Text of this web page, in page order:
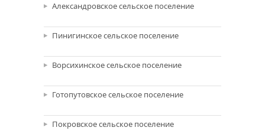
Александровское сельское поселение
Пинигинское сельское поселение
Ворсихинское сельское поселение
Готопутовское сельское поселение
Покровское сельское поселение